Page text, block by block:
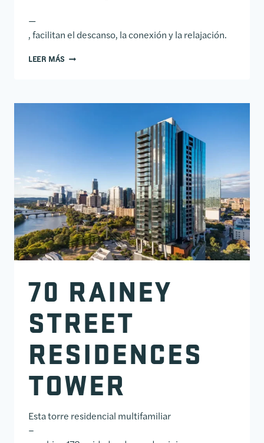
—
, facilitan el descanso, la conexión y la relajación.
LEER MÁS LOFTS DE LA AVENIDA BRICK
70 RAINEY
STREET
RESIDENCES
TOWER
Esta torre residencial multifamiliar
–